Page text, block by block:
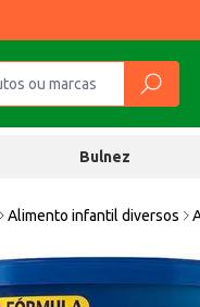
Bulnez
Alimento infantil diversos